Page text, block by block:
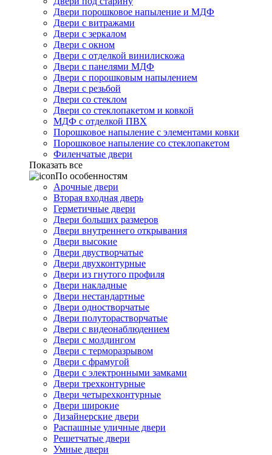
Двери порошковое напыление и МДФ
Двери с витражами
Двери с зеркалом
Двери с окном
Двери с отделкой винилискожа
Двери с панелями МДФ
Двери с порошковым напылением
Двери с резьбой
Двери со стеклом
Двери со стеклопакетом и ковкой
МДФ с отделкой ПВХ
Порошковое напыление с элементами ковки
Порошковое напыление со стеклопакетом
Филенчатые двери
Показать все
По особенностям
Арочные двери
Вторая входная дверь
Герметичные двери
Двери больших размеров
Двери внутреннего открывания
Двери высокие
Двери двустворчатые
Двери двухконтурные
Двери из гнутого профиля
Двери накладные
Двери нестандартные
Двери одностворчатые
Двери полуторастворчатые
Двери с видеонаблюдением
Двери с молдингом
Двери с терморазрывом
Двери с фрамугой
Двери с электронными замками
Двери трехконтурные
Двери четырехконтурные
Двери широкие
Дизайнерские двери
Распашные уличные двери
Решетчатые двери
Умные двери